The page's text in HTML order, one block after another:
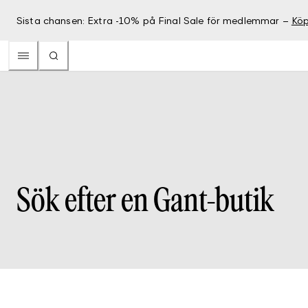
Sista chansen: Extra -10% på Final Sale för medlemmar –
Sök efter en Gant-butik